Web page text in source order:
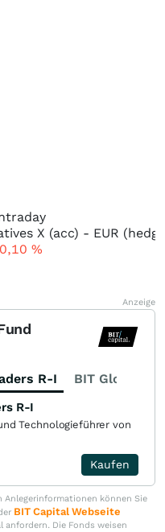
%
Anzeige
R-I BIT Global
R-I
Technologieführer von
Kaufen
Anlegerinformationen können Sie
BIT Capital Webseite
anfordern. Die Fonds weisen